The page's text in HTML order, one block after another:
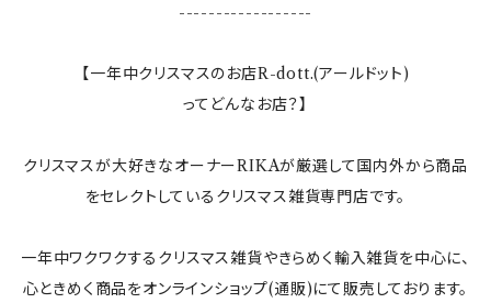
すべてのインテリア雑貨
------------------
【一年中クリスマスのお店R-dott.(アールドット)
ってどんなお店？】
クリスマスが大好きなオーナーRIKAが厳選して国内外から商品
をセレクトしているクリスマス雑貨専門店です。
一年中ワクワクするクリスマス雑貨やきらめく輸入雑貨を中心に、
心ときめく商品をオンラインショップ(通販)にて販売しております。